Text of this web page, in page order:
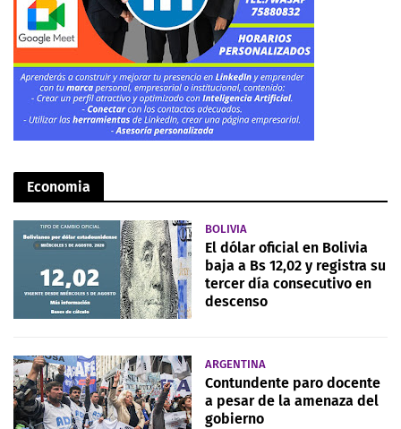
Economia
BOLIVIA
El dólar oficial en Bolivia
baja a Bs 12,02 y registra su
tercer día consecutivo en
descenso
ARGENTINA
Contundente paro docente
a pesar de la amenaza del
gobierno